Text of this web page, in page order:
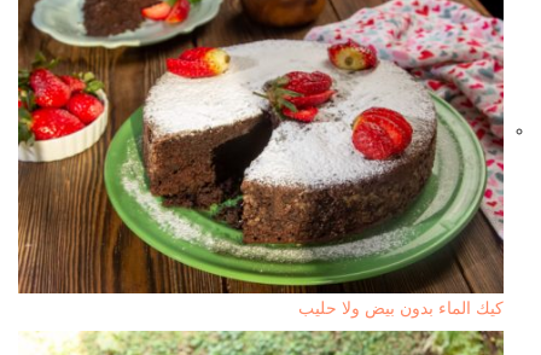
كيك الماء بدون بيض ولا حليب